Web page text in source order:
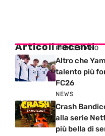
Articoli recenti
PRIMO PIANO
Altro che
talento più
FC26
NEWS
Crash
alla serie
più bella di